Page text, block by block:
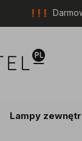
! ! !
Lampy